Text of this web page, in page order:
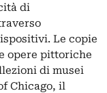
di
Le copie
opere pittoriche
di musei
Chicago, il